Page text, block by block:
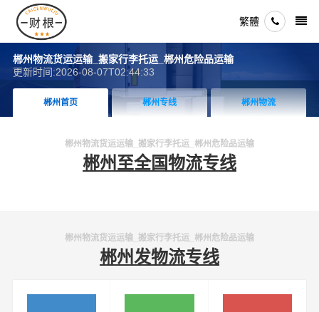
繁體
郴州物流货运运输_搬家行李托运_郴州危险品运输
更新时间:2026-08-07T02:44:33
郴州首页 郴州专线 郴州物流
郴州物流货运运输_搬家行李托运_郴州危险品运输
郴州至全国物流专线
郴州物流货运运输_搬家行李托运_郴州危险品运输
郴州发物流专线